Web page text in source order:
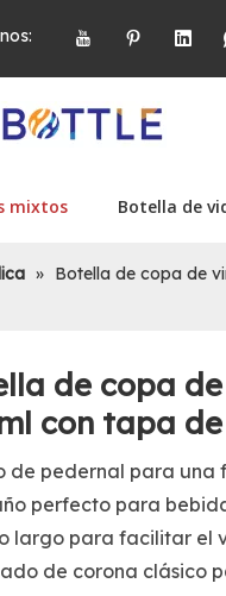
mixtos Botella de
» Botella de copa de
de copa
con tapa
de pedernal para una
perfecto para
largo para facilitar el
de corona clásico